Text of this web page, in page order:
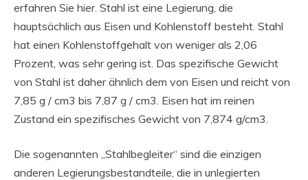
erfahren Sie hier. Stahl ist eine Legierung, die
hauptsächlich aus Eisen und Kohlenstoff besteht. Stahl
hat einen Kohlenstoffgehalt von weniger als 2,06
Prozent, was sehr gering ist. Das spezifische Gewicht
von Stahl ist daher ähnlich dem von Eisen und reicht von
7,85 g / cm3 bis 7,87 g / cm3. Eisen hat im reinen
Zustand ein spezifisches Gewicht von 7,874 g/cm3.
Die sogenannten „Stahlbegleiter“ sind die einzigen
anderen Legierungsbestandteile, die in unlegierten